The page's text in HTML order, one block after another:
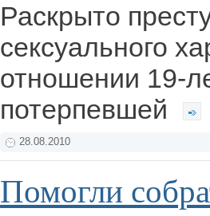
Раскрыто
сексуального
отношении 19-
потерпевшей
28.08.2010
Помогли